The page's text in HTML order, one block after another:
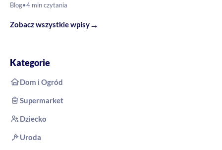
Blog•4 min czytania
Zobacz wszystkie wpisy→
Kategorie
Dom i Ogród
Supermarket
Dziecko
Uroda